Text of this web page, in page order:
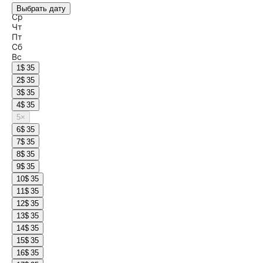
Вт
Ср
Чт
Пт
Сб
Вс
1$ 35
2$ 35
3$ 35
4$ 35
5×
6$ 35
7$ 35
8$ 35
9$ 35
10$ 35
11$ 35
12$ 35
13$ 35
14$ 35
15$ 35
16$ 35
Выбрать дату